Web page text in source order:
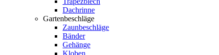
Dachrinne
Gartenbeschläge
Zaunbeschläge
Bänder
Gehänge
Kloben